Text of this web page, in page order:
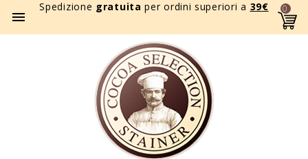
Spedizione gratuita per ordini superiori a 39€

0